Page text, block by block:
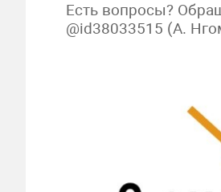
Есть вопросы?
@id38033515 (А.